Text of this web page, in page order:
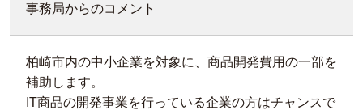
事務局からのコメント
柏崎市内の中小企業を対象に、商品開発費用の一部を
補助します。
IT商品の開発事業を行っている企業の方はチャンスで